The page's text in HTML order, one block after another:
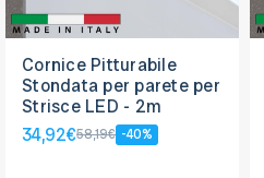
Cornice Pitturabile
Stondata per parete per
Strisce LED - 2m
34,92€58,19€ -40%